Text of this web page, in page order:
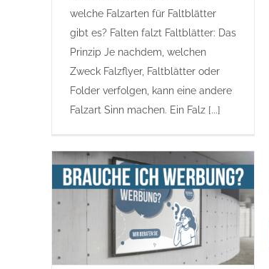
welche Falzarten für Faltblätter
gibt es? Falten falzt Faltblätter: Das
Prinzip Je nachdem, welchen
Zweck Falzflyer, Faltblätter oder
Folder verfolgen, kann eine andere
Falzart Sinn machen. Ein Falz [...]
Brauche ich Werbung? – Wer
nicht wirbt… verschenkt Erfolg!
Fotos